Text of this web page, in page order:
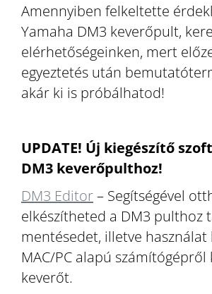
Amennyiben felkeltette
Yamaha DM3 keverőpult,
elérhetőségeinken, mert
egyeztetés után
akár ki is próbálhatod!
UPDATE! Új kiegészítő
DM3 keverőpulthoz!
DM3 Editor– Segítségével
elkészítheted a DM3 pulthoz
mentésedet, illetve használat
MAC/PC alapú számítógépről
keverőt.